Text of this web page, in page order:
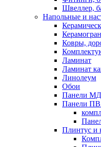
Швеллер,
Напольные и
Ковры,
Ламинат
Ламинат
Линолеум
Обои
Панели
Панели
Плинтус и